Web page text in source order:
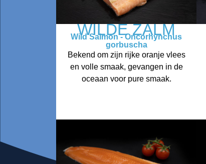
WILDE ZALM
Wild Salmon - Oncorhynchus
gorbuscha
Bekend om zijn rijke oranje vlees
en volle smaak, gevangen in de
oceaan voor pure smaak.